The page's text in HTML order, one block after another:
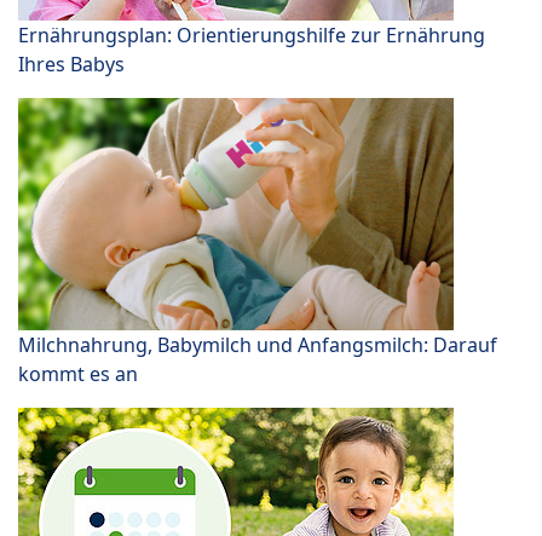
Ernährungsplan: Orientierungshilfe zur Ernährung
Ihres Babys
Milchnahrung, Babymilch und Anfangsmilch: Darauf
kommt es an